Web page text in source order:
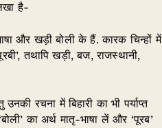
है-
और खड़ी बोली के हैं. कारक चिन्हों में
तथापि खड़ी, बज, राजस्थानी,
रचना में बिहारी का भी पर्याप्त
का अर्थ मातृ-भाषा लें और ‘पूरब’